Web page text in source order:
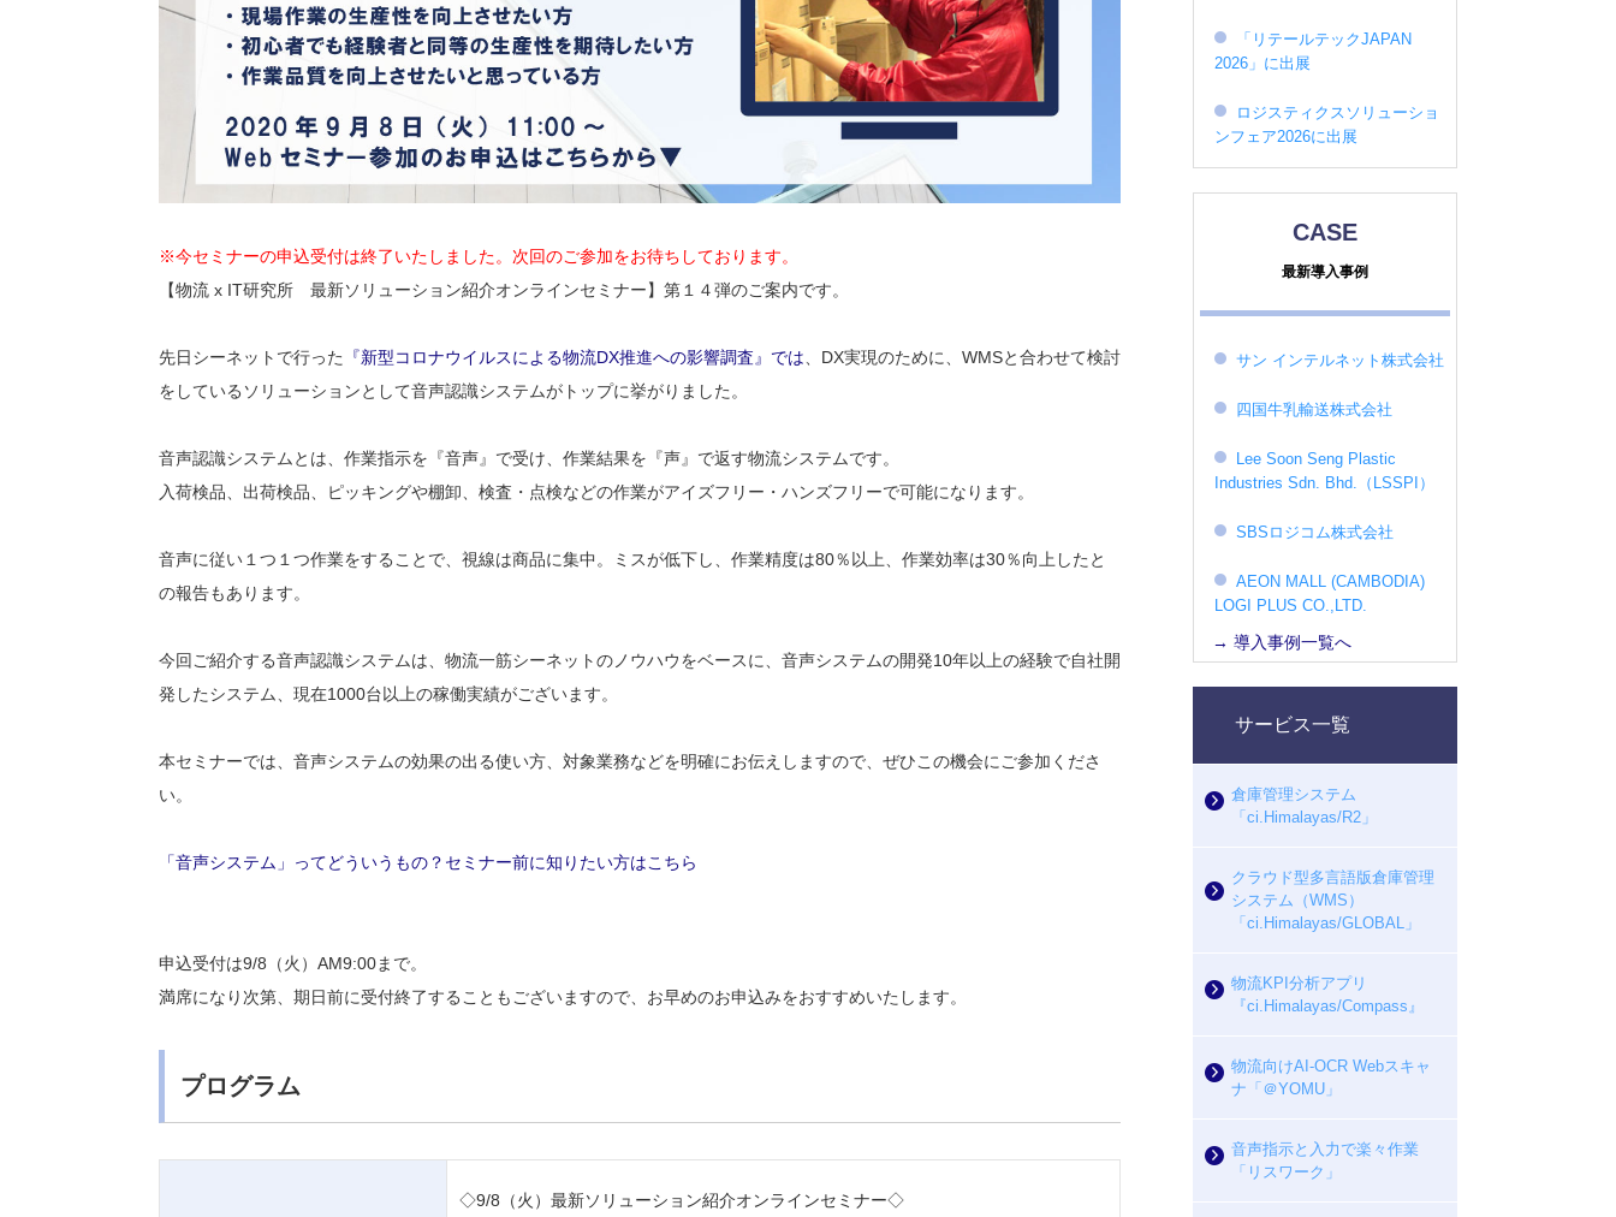
※今セミナーの申込受付は終了いたしました。次回のご参加をお待ちしております。
【物流 x IT研究所 最新ソリューション紹介オンラインセミナー】第１４弾のご案内です。
先日シーネットで行った 『新型コロナウイルスによる物流DX推進への影響調査』では、DX実現のために、WMSと合わせて検討
をしているソリューションとして音声認識システムがトップに挙がりました。
音声認識システムとは、作業指示を『音声』で受け、作業結果を『声』で返す物流システムです。
入荷検品、出荷検品、ピッキングや棚卸、検査・点検などの作業がアイズフリー・ハンズフリーで可能になります。
音声に従い１つ１つ作業をすることで、視線は商品に集中。ミスが低下し、作業精度は80％以上、作業効率は30％向上したと
の報告もあります。
今回ご紹介する音声認識システムは、物流一筋シーネットのノウハウをベースに、音声システムの開発10年以上の経験で自社開
発したシステム、現在1000台以上の稼働実績がございます。
本セミナーでは、音声システムの効果の出る使い方、対象業務などを明確にお伝えしますので、ぜひこの機会にご参加くださ
い。
「音声システム」ってどういうもの？セミナー前に知りたい方はこちら
申込受付は9/8（火）AM9:00まで。
満席になり次第、期日前に受付終了することもございますので、お早めのお申込みをおすすめいたします。
プログラム
◇9/8（火）最新ソリューション紹介オンラインセミナー◇
「リテールテックJAPAN
2026」に出展
ロジスティクスソリューショ
ンフェア2026に出展
CASE
最新導入事例
サン インテルネット株式会社
四国牛乳輸送株式会社
Lee Soon Seng Plastic
Industries Sdn. Bhd.（LSSPI）
SBSロジコム株式会社
AEON MALL (CAMBODIA)
LOGI PLUS CO.,LTD.
→ 導入事例一覧へ
サービス一覧
倉庫管理システム
「ci.Himalayas/R2」
クラウド型多言語版倉庫管理
システム（WMS）
「ci.Himalayas/GLOBAL」
物流KPI分析アプリ
『ci.Himalayas/Compass』
物流向けAI-OCR Webスキャ
ナ「＠YOMU」
音声指示と入力で楽々作業
「リスワーク」